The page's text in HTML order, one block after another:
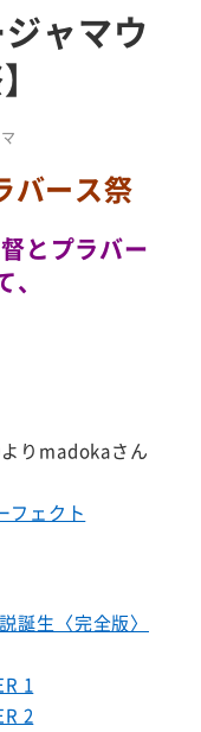
ャマウ
バース祭
とプラバー
りmadokaさん
フェクト
誕生〈完全版〉
1
2